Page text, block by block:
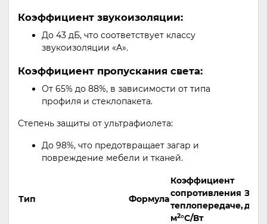
Коэффициент звукоизоляции:
До 43 дБ, что соответствует классу
звукоизоляции «A».
Коэффициент пропускания света:
От 65% до 88%, в зависимости от типа
профиля и стеклопакета.
Степень защиты от ультрафиолета:
До 98%, что предотвращает загар и
повреждение мебели и тканей.
Тип Формула
Коэффициент
сопротивления
теплопередаче,
м2°С/Вт
дБ